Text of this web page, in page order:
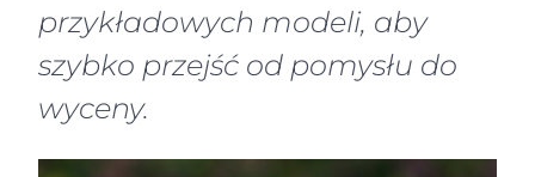
przykładowych modeli, aby
szybko przejść od pomysłu do
wyceny.